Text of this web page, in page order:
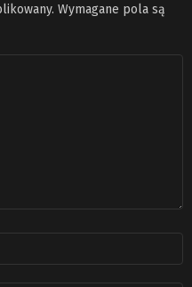
Wymagane pola są